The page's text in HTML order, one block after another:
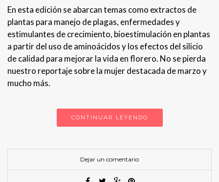
En esta edición se abarcan temas como extractos de
plantas para manejo de plagas, enfermedades y
estimulantes de crecimiento, bioestimulación en plantas
a partir del uso de aminoácidos y los efectos del silicio
de calidad para mejorar la vida en florero. No se pierda
nuestro reportaje sobre la mujer destacada de marzo y
mucho más.
CONTINUAR LEYENDO
Dejar un comentario